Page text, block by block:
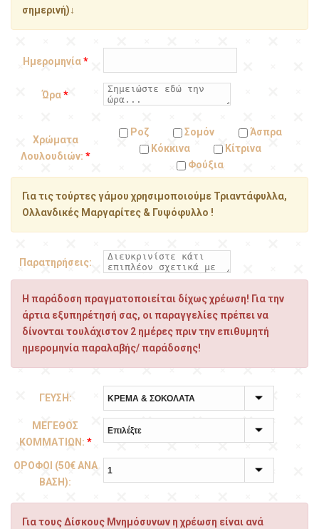
σημερινή)↓
Ημερομηνία*
Ώρα*
Χρώματα
Λουλουδιών: *
Ροζ Σομόν
Άσπρα
Κόκκινα
Κίτρινα
Φούξια
Για τις τούρτες γάμου χρησιμοποιούμε Τριαντάφυλλα,
Ολλανδικές Μαργαρίτες & Γυψόφυλλο !
Παρατηρήσεις:
Η παράδοση πραγματοποιείται δίχως χρέωση! Για την
άρτια εξυπηρέτησή σας, οι παραγγελίες πρέπει να
δίνονται τουλάχιστον 2 ημέρες πριν την επιθυμητή
ημερομηνία παραλαβής/ παράδοσης!
ΓΕΥΣΗ:
ΜΕΓΕΘΟΣ
ΚΟΜΜΑΤΙΩΝ: *
ΟΡΟΦΟΙ (50€ ΑΝΑ
ΒΑΣΗ):
Για τους Δίσκους Μνημόσυνων η χρέωση είναι ανά